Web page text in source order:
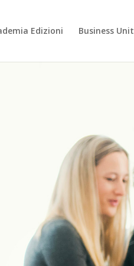
Edizioni Business Unit